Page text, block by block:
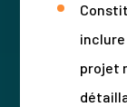
projet